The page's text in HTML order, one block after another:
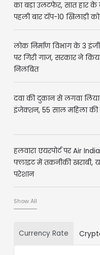
का बड़ा उलटफेर, सात हार के
पहली बार टॉप-10 खिलाड़ी को
लोक निर्माण विभाग के 3
पर गिरी गाज, सरकार ने
निलंबित
दवा की दुकान से लगवा
इंजेक्शन, 55 साल महिला की
हलवारा एयरपोर्ट पर Air
फ्लाइट में तकनीकी खराबी,
परेशान
Show All
Currency Rate